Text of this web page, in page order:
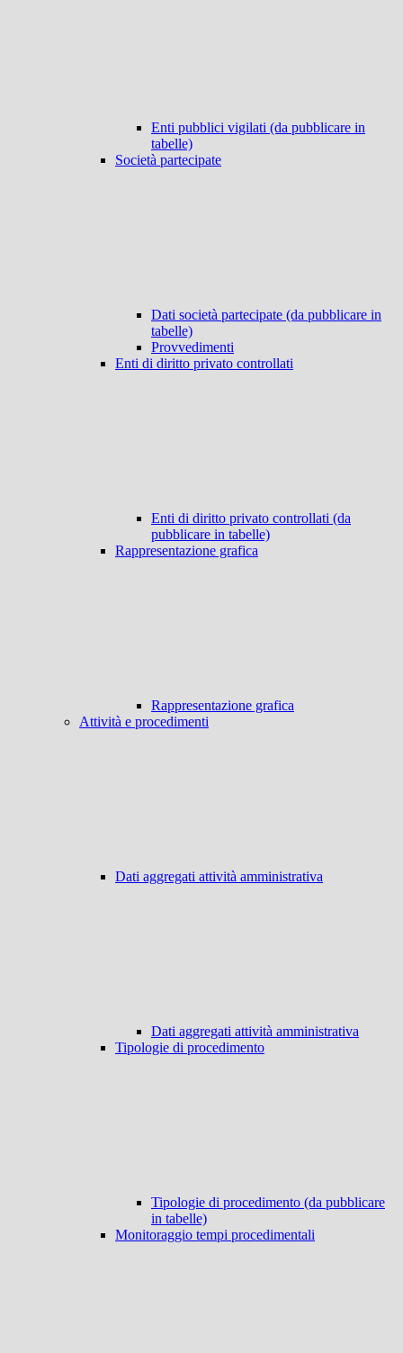
Enti pubblici vigilati (da pubblicare in
tabelle)
Società partecipate
Dati società partecipate (da pubblicare in
tabelle)
Provvedimenti
Enti di diritto privato controllati
Enti di diritto privato controllati (da
pubblicare in tabelle)
Rappresentazione grafica
Rappresentazione grafica
Attività e procedimenti
Dati aggregati attività amministrativa
Dati aggregati attività amministrativa
Tipologie di procedimento
Tipologie di procedimento (da pubblicare
in tabelle)
Monitoraggio tempi procedimentali